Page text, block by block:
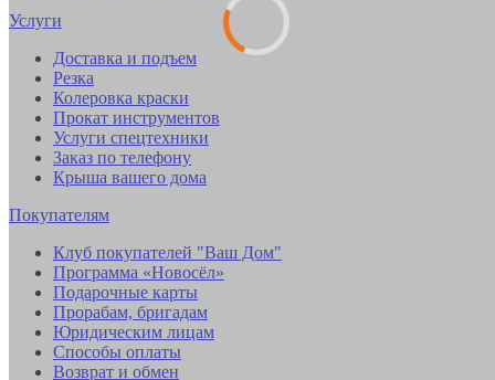
Услуги
Доставка и подъем
Резка
Колеровка краски
Прокат инструментов
Услуги спецтехники
Заказ по телефону
Крыша вашего дома
Покупателям
Клуб покупателей "Ваш Дом"
Программа «Новосёл»
Подарочные карты
Прорабам, бригадам
Юридическим лицам
Способы оплаты
Возврат и обмен